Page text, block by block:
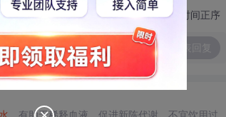
切换为时间正序
，有助于稀释血液，促进新陈代谢。不宜饮用过